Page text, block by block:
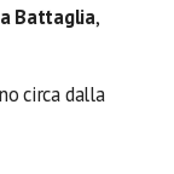
Battaglia,
circa dalla